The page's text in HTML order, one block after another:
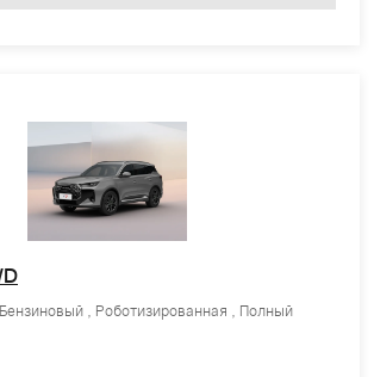
, Роботизированная , Полный